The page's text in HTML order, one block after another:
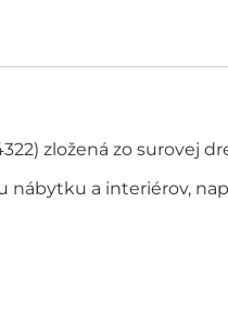
zložená zo
a interiérov,